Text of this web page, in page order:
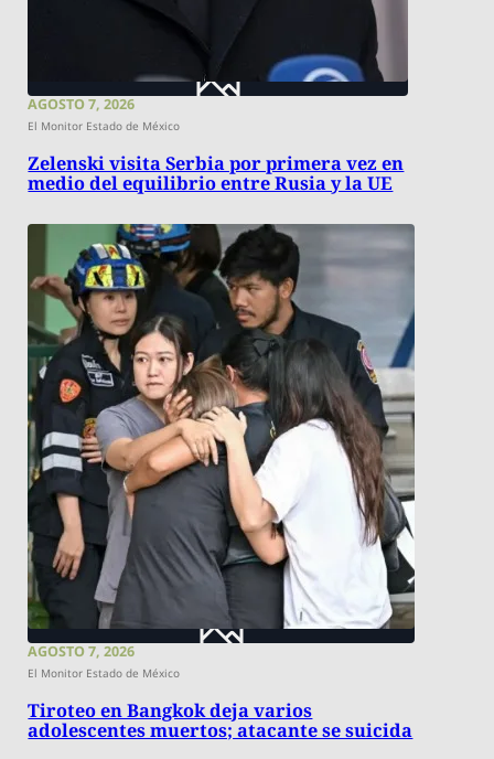
AGOSTO 7, 2026
El Monitor Estado de México
Zelenski visita Serbia por primera vez en
medio del equilibrio entre Rusia y la UE
AGOSTO 7, 2026
El Monitor Estado de México
Tiroteo en Bangkok deja varios
adolescentes muertos; atacante se suicida